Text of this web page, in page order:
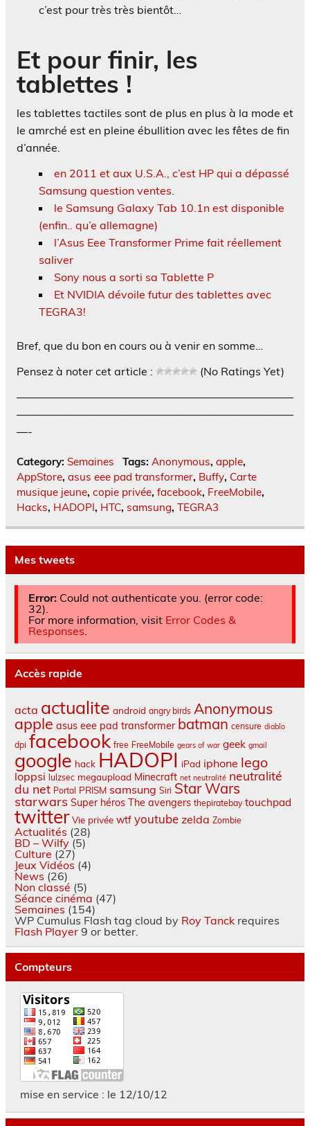
c’est pour très très bientôt…
Et pour finir, les
tablettes !
les tablettes tactiles sont de plus en plus à la mode et
le amrché est en pleine ébullition avec les fêtes de fin
d’année.
en 2011 et aux U.S.A., c’est HP qui a dépassé
Samsung question ventes
le Samsung Galaxy Tab 10.1n est disponible
(enfin.. qu’e allemagne)
l’Asus Eee Transformer Prime fait réellement
saliver
Sony nous a sorti sa Tablette P
Et NVIDIA dévoile futur des tablettes avec
TEGRA3!
Bref, que du bon en cours ou à venir en somme…
Pensez à noter cet article :
(No Ratings Yet)
—————————————————————————
—————————————————————————
—-
Category: Semaines Tags: Anonymous, apple,
AppStore, asus eee pad transformer, Buffy, Carte
musique jeune, copie privée, facebook, FreeMobile,
Hacks, HADOPI, HTC, samsung, TEGRA3
Mes tweets
Error:Could not authenticate you. (error code:
32).
For more information, visit Error Codes &
Responses.
Accès rapide
acta actualite android angry birds Anonymous
apple asus eee pad transformer batman censure diablo
dpi facebook free FreeMobile gears of war geek gmail
google hack HADOPI iPad iphone lego
loppsi lulzsec megaupload Minecraft net neutralité neutralité
du net Portal PRISM samsung Siri Star Wars
starwars Super héros The avengers thepiratebay touchpad
twitter Vie privée wtf youtube zelda Zombie
Actualités (28)
BD – Wilfy(5)
Culture (27)
Jeux Vidéos (4)
News (26)
Non classé (5)
Séance cinéma (47)
Semaines (154)
WP Cumulus Flash tag cloud by Roy Tanckrequires
Flash Player9 or better.
Compteurs
mise en service : le 12/10/12